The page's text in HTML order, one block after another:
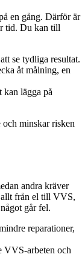
en gång. Därför är
tid. Du kan till
se tydliga resultat.
åt målning, en
kan lägga på
minskar risken
andra kräver
allt från el till VVS,
går fel.
reparationer,
VVS-arbeten och